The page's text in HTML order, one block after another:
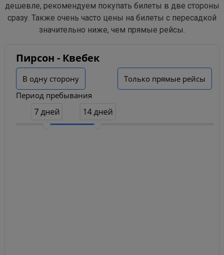
дешевле, рекомендуем покупать билеты в две стороны
сразу. Также очень часто цены на билеты с пересадкой
значительно ниже, чем прямые рейсы.
Пирсон - Квебек
В одну сторону
Только прямые рейсы
Период пребывания
7 дней 14 дней